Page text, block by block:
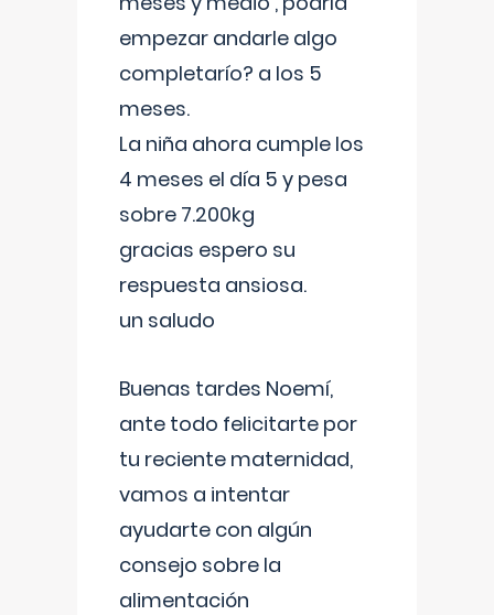
empezar andarle algo
completarío? a los 5
meses.
La niña ahora cumple los
4 meses el día 5 y pesa
sobre 7.200kg
gracias espero su
respuesta ansiosa.
un saludo
Buenas tardes Noemí,
ante todo felicitarte por
tu reciente maternidad,
vamos a intentar
ayudarte con algún
consejo sobre la
alimentación